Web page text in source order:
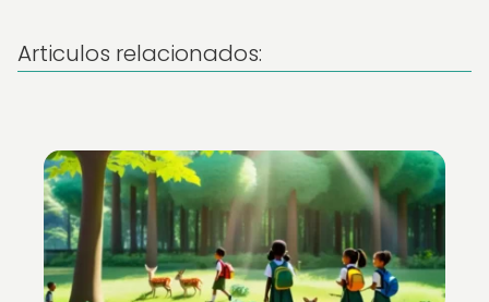
Articulos relacionados: